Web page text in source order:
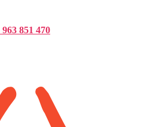
963 851 470